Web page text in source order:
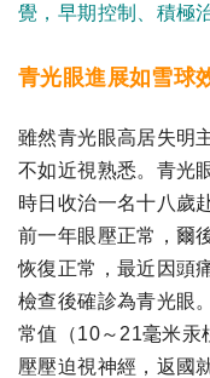
覺，早期控制、積極
青光眼進展如雪球
雖然青光眼高居失明
不如近視熟悉。青光
時日收治一名十八歲
前一年眼壓正常，爾
恢復正常，最近因頭
檢查後確診為青光眼
常值（10～21毫米汞
壓壓迫視神經，返國